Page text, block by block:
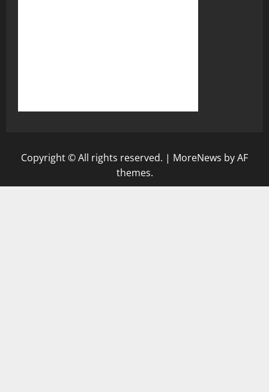
Copyright © All rights reserved. | MoreNews by AF
themes.